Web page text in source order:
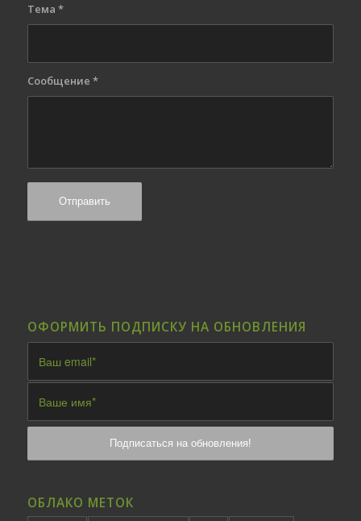
Тема *
Сообщение *
ОФОРМИТЬ ПОДПИСКУ НА ОБНОВЛЕНИЯ
ОБЛАКО МЕТОК